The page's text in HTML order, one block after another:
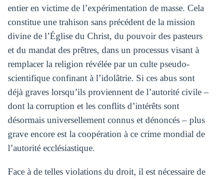
entier en victime de l’expérimentation de masse. Cela
constitue une trahison sans précédent de la mission
divine de l’Église du Christ, du pouvoir des pasteurs
et du mandat des prêtres, dans un processus visant à
remplacer la religion révélée par un culte pseudo-
scientifique confinant à l’idolâtrie. Si ces abus sont
déjà graves lorsqu’ils proviennent de l’autorité civile –
dont la corruption et les conflits d’intérêts sont
désormais universellement connus et dénoncés – plus
grave encore est la coopération à ce crime mondial de
l’autorité ecclésiastique.
Face à de telles violations du droit, il est nécessaire de